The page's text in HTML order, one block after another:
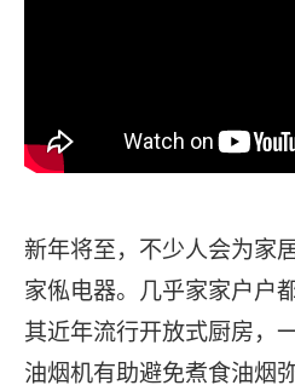
新年将至，不少人会为家
家俬电器。几乎家家户户
其近年流行开放式厨房，
油烟机有助避免煮食油烟